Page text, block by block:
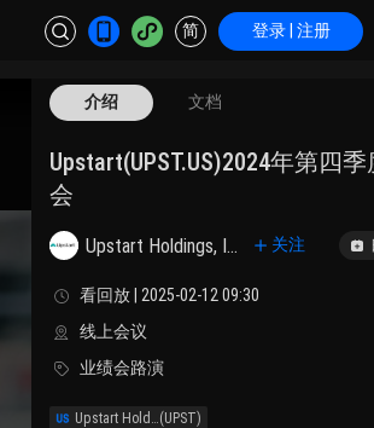
简 登录 | 注册
介绍 文档
Upstart(UPST.US)2024年第四
会
Upstart Holdings, Inc. 关注
看回放 | 2025-02-12 09:30
线上会议
业绩会路演
Upstart Holdings, Inc.(UPST)